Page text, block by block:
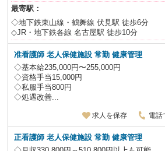
最寄駅：
◇地下鉄東山線・鶴舞線 伏見駅 徒歩6分
◇JR・地下鉄各線 名古屋駅 徒歩10分
准看護師 老人保健施設 常勤 健康管理
◇基本給235,000円〜255,000円
◇資格手当15,000円
◇私服手当800円
◇処遇改善...
求人を保存 電話
正看護師 老人保健施設 常勤 健康管理